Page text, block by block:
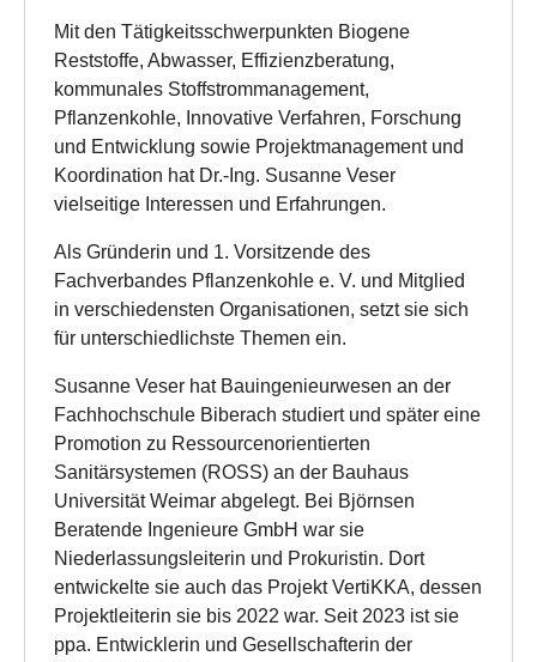
Mit den Tätigkeitsschwerpunkten Biogene
Reststoffe, Abwasser, Effizienzberatung,
kommunales Stoffstrommanagement,
Pflanzenkohle, Innovative Verfahren, Forschung
und Entwicklung sowie Projektmanagement und
Koordination hat Dr.-Ing. Susanne Veser
vielseitige Interessen und Erfahrungen.
Als Gründerin und 1. Vorsitzende des
Fachverbandes Pflanzenkohle e. V. und Mitglied
in verschiedensten Organisationen, setzt sie sich
für unterschiedlichste Themen ein.
Susanne Veser hat Bauingenieurwesen an der
Fachhochschule Biberach studiert und später eine
Promotion zu Ressourcenorientierten
Sanitärsystemen (ROSS) an der Bauhaus
Universität Weimar abgelegt. Bei Björnsen
Beratende Ingenieure GmbH war sie
Niederlassungsleiterin und Prokuristin. Dort
entwickelte sie auch das Projekt VertiKKA, dessen
Projektleiterin sie bis 2022 war. Seit 2023 ist sie
ppa. Entwicklerin und Gesellschafterin der